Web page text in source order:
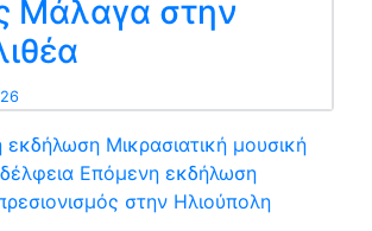
Μάλαγα στην
εκδήλωση Μικρασιατική μουσική
Επόμενη εκδήλωση
στην Ηλιούπολη